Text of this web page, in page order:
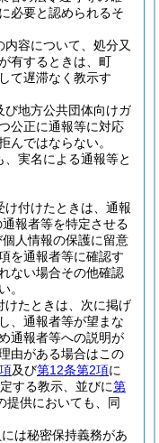
必要と認められるそ
容について、処分又
有するときは、町
て遅滞なく教示す
び地方公共団体向けガ
公正に通報等に対応
んではならない。
実名による通報等と
付けたときは、通報
報者等を特定させる
個人情報の保護に留意
を通報者等に確認す
ない場合その他確認
。
けたときは、次に掲げ
、通報者等が望まな
通報者等への説明が
由がある場合はこの
及び第12条第2項に
する教示、並びに第
提供においても、同
は秘密保持義務があ